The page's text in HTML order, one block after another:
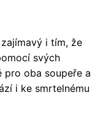
i tím, že
svých
pro oba soupeře a
i ke smrtelnému